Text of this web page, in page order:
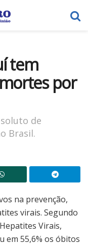
tem
por
de
Brasil.
na prevenção,
virais. Segundo
Virais,
em 55,6% os óbitos